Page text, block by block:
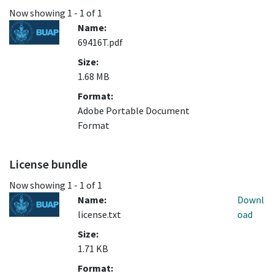
Now showing 1 - 1 of 1
Name:
69416T.pdf
Size:
1.68 MB
Format:
Adobe Portable Document
Format
License bundle
Now showing 1 - 1 of 1
Name:
license.txt
Size:
1.71 KB
Format:
Downl
oad